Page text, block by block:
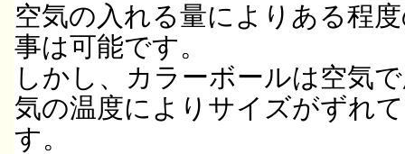
空気の入れる量によりある程
事は可能です。
しかし、カラーボールは空気
気の温度によりサイズがずれ
す。